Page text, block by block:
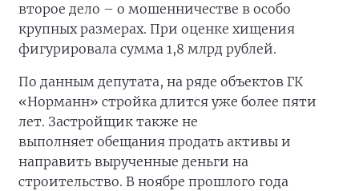
второе дело – о мошенничестве в особо
крупных размерах. При оценке хищения
фигурировала сумма 1,8 млрд рублей.
По данным депутата, на ряде объектов ГК
«Норманн» стройка длится уже более пяти
лет. Застройщик также не
выполняет обещания продать активы и
направить вырученные деньги на
строительство. В ноябре прошлого года